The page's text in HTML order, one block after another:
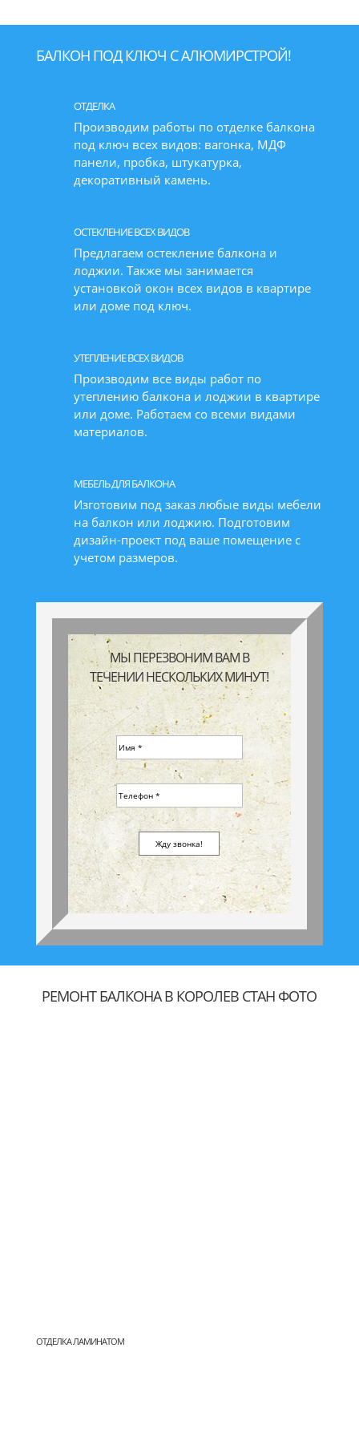
БАЛКОН ПОД КЛЮЧ С АЛЮМИРСТРОЙ!
ОТДЕЛКА
Производим работы по отделке балкона
под ключ всех видов: вагонка, МДФ
панели, пробка, штукатурка,
декоративный камень.
ОСТЕКЛЕНИЕ ВСЕХ ВИДОВ
Предлагаем остекление балкона и
лоджии. Также мы занимается
установкой окон всех видов в квартире
или доме под ключ.
УТЕПЛЕНИЕ ВСЕХ ВИДОВ
Производим все виды работ по
утеплению балкона и лоджии в квартире
или доме. Работаем со всеми видами
материалов.
МЕБЕЛЬ ДЛЯ БАЛКОНА
Изготовим под заказ любые виды мебели
на балкон или лоджию. Подготовим
дизайн-проект под ваше помещение с
учетом размеров.
МЫ ПЕРЕЗВОНИМ ВАМ В
ТЕЧЕНИИ НЕСКОЛЬКИХ МИНУТ!
РЕМОНТ БАЛКОНА В КОРОЛЕВ СТАН ФОТО
ОТДЕЛКА ЛАМИНАТОМ